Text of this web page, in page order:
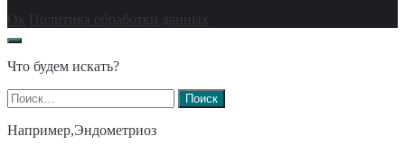
Ок Политика обработки данных
Что будем искать?
Найти:
Например,Эндометриоз